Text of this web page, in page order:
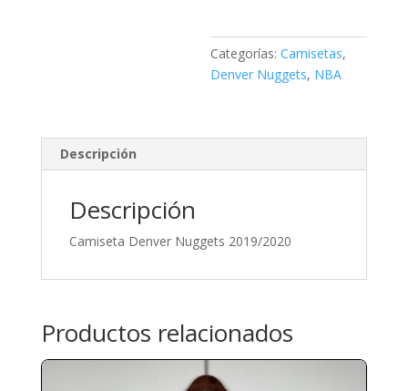
Categorías:Camisetas,
Denver Nuggets, NBA
Descripción
Descripción
Camiseta Denver Nuggets 2019/2020
Productos relacionados